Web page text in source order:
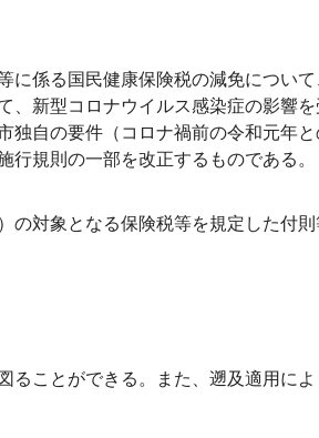
に係る国民健康保険税の減免につい
、新型コロナウイルス感染症の影響
自の要件（コロナ禍前の令和元年と
規則の一部を改正するものである。
の対象となる保険税等を規定した付
ることができる。また、遡及適用によ